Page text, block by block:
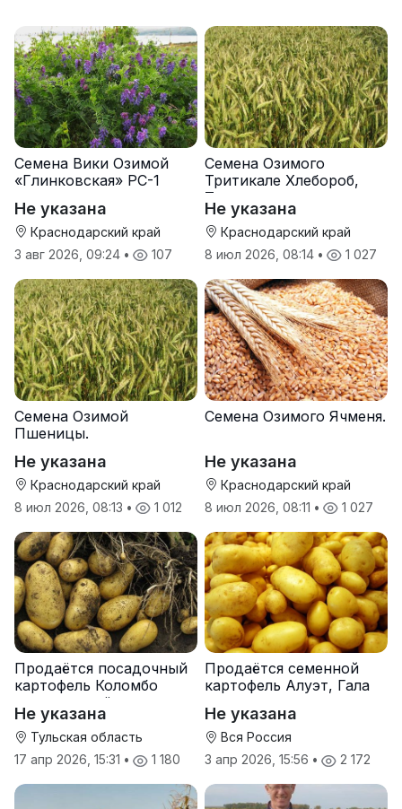
Семена Вики Озимой
«Глинковская» РС-1
Не указана
Краснодарский край
3 авг 2026, 09:24 • 107
Семена Озимого
Тритикале Хлебороб,
Тихон
Не указана
Краснодарский край
8 июл 2026, 08:14 • 1 027
Семена Озимой
Пшеницы.
Не указана
Краснодарский край
8 июл 2026, 08:13 • 1 012
Семена Озимого Ячменя.
Не указана
Краснодарский край
8 июл 2026, 08:11 • 1 027
Продаётся посадочный
картофель Коломбо
оптом от трёх тонн
Не указана
Тульская область
17 апр 2026, 15:31 • 1 180
Продаётся семенной
картофель Алуэт, Гала
Не указана
Вся Россия
3 апр 2026, 15:56 • 2 172